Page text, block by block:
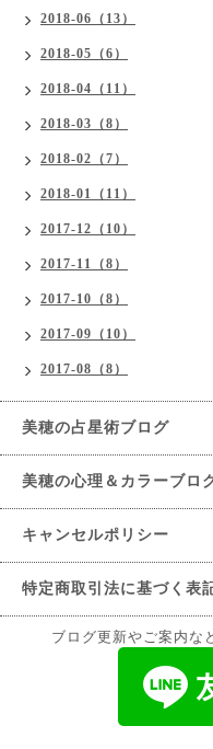
2018-06（13）
2018-05（6）
2018-04（11）
2018-03（8）
2018-02（7）
2018-01（11）
2017-12（10）
2017-11（8）
2017-10（8）
2017-09（10）
2017-08（8）
美穂の占星術ブログ
美穂の心理＆カラーブロ
キャンセルポリシー
特定商取引法に基づく表
ブログ更新やご案内な